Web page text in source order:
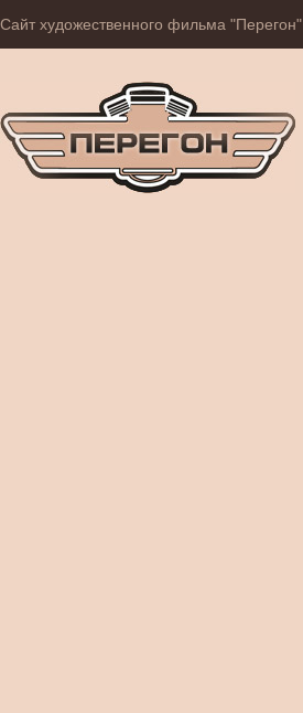
Сайт художественного фильма "Перегон"